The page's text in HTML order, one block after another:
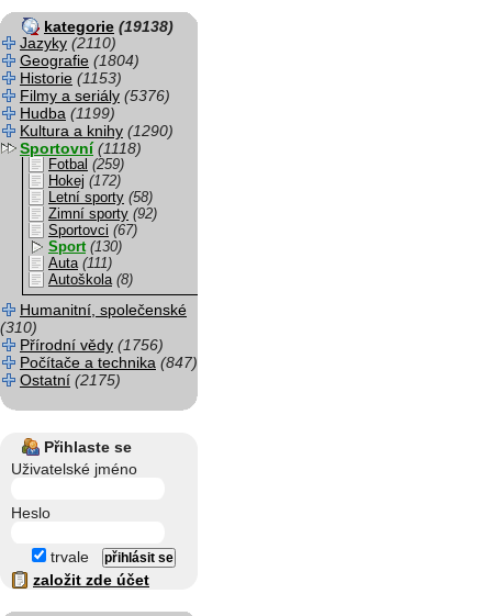
kategorie (19138)
Jazyky (2110)
Geografie (1804)
Historie (1153)
Filmy a seriály (5376)
Hudba (1199)
Kultura a knihy (1290)
Sportovní (1118)
Fotbal (259)
Hokej (172)
Letní sporty (58)
Zimní sporty (92)
Sportovci (67)
Sport (130)
Auta (111)
Autoškola (8)
Humanitní, společenské
(310)
Přírodní vědy (1756)
Počítače a technika (847)
Ostatní (2175)
Přihlaste se
Uživatelské jméno
Heslo
trvale
založit zde účet